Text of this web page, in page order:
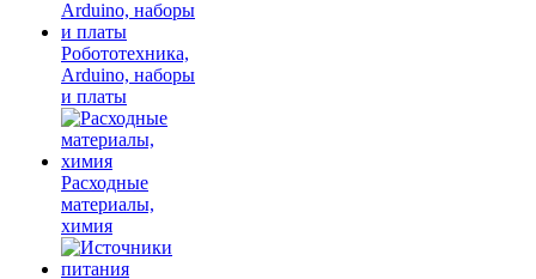
Робототехника,
Arduino, наборы
и платы
Расходные
материалы,
химия